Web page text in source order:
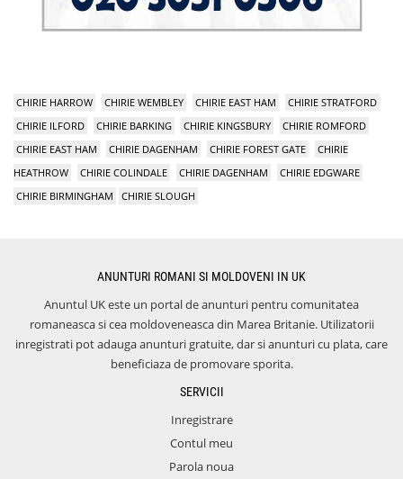
CHIRIE HARROW CHIRIE WEMBLEY CHIRIE EAST HAM
CHIRIE STRATFORD
CHIRIE ILFORD
CHIRIE BARKING CHIRIE KINGSBURY
CHIRIE ROMFORD
CHIRIE EAST HAM
CHIRIE DAGENHAM CHIRIE FOREST GATE
CHIRIE
HEATHROW
CHIRIE COLINDALE CHIRIE DAGENHAM
CHIRIE EDGWARE
CHIRIE BIRMINGHAM
CHIRIE SLOUGH
ANUNTURI ROMANI SI MOLDOVENI IN UK
Anuntul UK este un portal de anunturi pentru comunitatea
romaneasca si cea moldoveneasca din Marea Britanie. Utilizatorii
inregistrati pot adauga anunturi gratuite, dar si anunturi cu plata, care
beneficiaza de promovare sporita.
SERVICII
Inregistrare
Contul meu
Parola noua